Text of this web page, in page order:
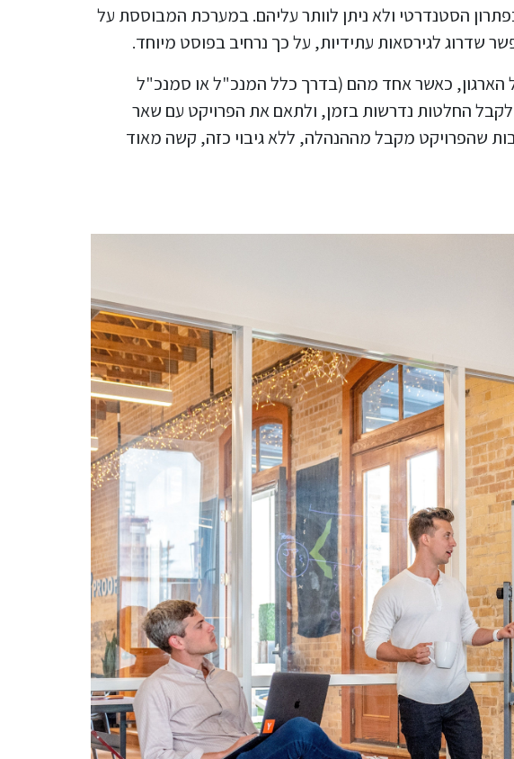
הסטנדרטי ולא ניתן לוותר עליהם. במערכת המבוססת על
הארגון, כאשר אחד מהם (בדרך כלל המנכ"ל או סמנכ"ל
החלטות נדרשות בזמן, ולתאם את הפרויקט עם שאר
שהפרויקט מקבל מההנהלה, ללא גיבוי כזה, קשה מאוד